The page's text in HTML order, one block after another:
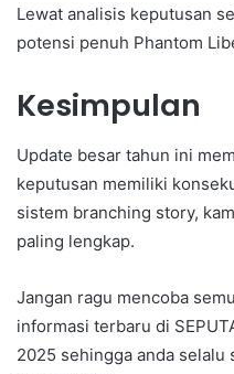
Lewat analisis keputusan
potensi penuh Phantom
Kesimpulan
Update besar tahun ini
keputusan memiliki
sistem branching story,
paling lengkap.
Jangan ragu mencoba
informasi terbaru di
2025 sehingga anda selalu